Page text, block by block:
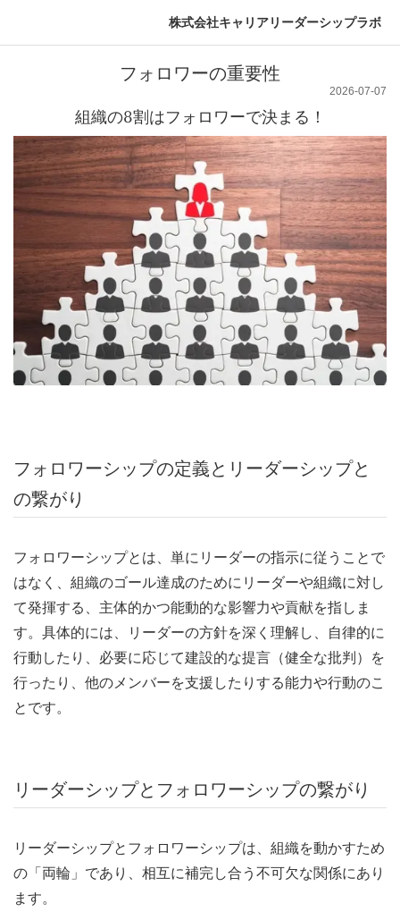
株式会社キャリアリーダーシップラボ
フォロワーの重要性
2026-07-07
組織の8割はフォロワーで決まる！
フォロワーシップの定義とリーダーシップと
の繋がり
フォロワーシップとは、単にリーダーの指示に従うことで
はなく、組織のゴール達成のためにリーダーや組織に対し
て発揮する、主体的かつ能動的な影響力や貢献を指しま
す。具体的には、リーダーの方針を深く理解し、自律的に
行動したり、必要に応じて建設的な提言（健全な批判）を
行ったり、他のメンバーを支援したりする能力や行動のこ
とです。
リーダーシップとフォロワーシップの繋がり
リーダーシップとフォロワーシップは、組織を動かすため
の「両輪」であり、相互に補完し合う不可欠な関係にあり
ます。